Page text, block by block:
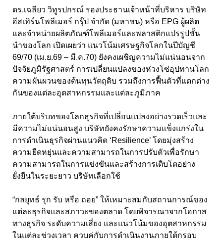
ดร.เฉลียว วิทูรปกรณ์ รองประธานเจ้าหน้าที่บริหาร บริษัท
อีสเทิร์นโพลีเมอร์ กรุ๊ป จำกัด (มหาชน) หรือ EPG ผู้ผลิต
และจำหน่ายผลิตภัณฑ์โพลีเมอร์และพลาสติกแปรรูปชั้น
นำของโลก เปิดเผยว่า แนวโน้มเศรษฐกิจโลกในปีบัญชี
69/70 (เม.ย.69 – มี.ค.70) ยังคงเผชิญความไม่แน่นอนจาก
ปัจจัยภูมิรัฐศาสตร์ การเปลี่ยนแปลงของห่วงโซ่อุปทานโลก
ความผันผวนของต้นทุนวัตถุดิบ รวมถึงการฟื้นตัวที่แตกต่าง
กันของแต่ละอุตสาหกรรมและแต่ละภูมิภาค
ภายใต้บริบทของโลกธุรกิจที่เปลี่ยนแปลงอย่างรวดเร็วและ
มีความไม่แน่นอนสูง บริษัทยังคงรักษาความแข็งแกร่งใน
การดำเนินธุรกิจผ่านแนวคิด ‘Resilience’ โดยมุ่งสร้าง
ความยืดหยุ่นและความสามารถในการปรับตัวเพื่อรักษา
ความสามารถในการแข่งขันและสร้างการเติบโตอย่าง
ยั่งยืนในระยะยาว บริษัทเลือกใช้
“กลยุทธ์ รุก รับ หรือ ถอย” ให้เหมาะสมกับสถานการณ์ของ
แต่ละธุรกิจและสภาวะของตลาด โดยพิจารณาจากโอกาส
ทางธุรกิจ ระดับความเสี่ยง และแนวโน้มของอุตสาหกรรม
ในแต่ละช่วงเวลา ควบคู่กับการดำเนินงานภายใต้กรอบ